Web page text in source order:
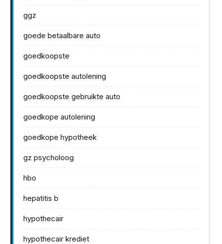
ggz
goede betaalbare auto
goedkoopste
goedkoopste autolening
goedkoopste gebruikte auto
goedkope autolening
goedkope hypotheek
gz psycholoog
hbo
hepatitis b
hypothecair
hypothecair krediet